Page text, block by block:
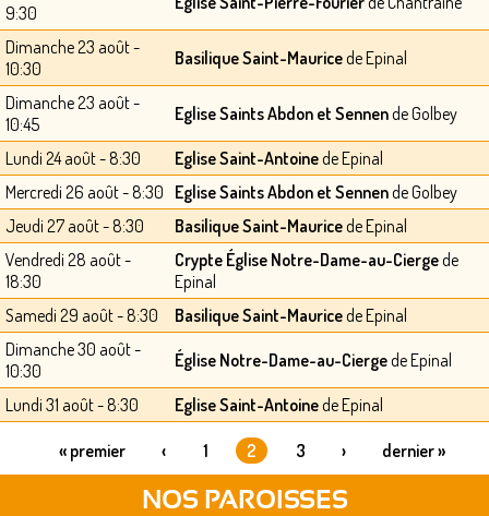
9:30
Dimanche 23 août -
10:30
Basilique Saint-Mauricede Epinal
Dimanche 23 août -
10:45
Eglise Saints Abdon et Sennende Golbey
Lundi 24 août - 8:30 Eglise Saint-Antoinede Epinal
Mercredi 26 août - 8:30 Eglise Saints Abdon et Sennende Golbey
Jeudi 27 août - 8:30
Basilique Saint-Mauricede Epinal
Vendredi 28 août -
18:30
Crypte Église Notre-Dame-au-Ciergede
Epinal
Samedi 29 août - 8:30
Basilique Saint-Mauricede Epinal
Dimanche 30 août -
10:30
Église Notre-Dame-au-Ciergede Epinal
Lundi 31 août - 8:30 Eglise Saint-Antoinede Epinal
PAGES
« premier ‹ 1 2 3 › dernier »
NOS PAROISSES